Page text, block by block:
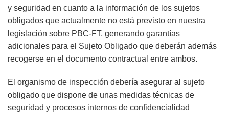
y seguridad en cuanto a la información de los sujetos
obligados que actualmente no está previsto en nuestra
legislación sobre PBC-FT, generando garantías
adicionales para el Sujeto Obligado que deberán además
recogerse en el documento contractual entre ambos.
El organismo de inspección debería asegurar al sujeto
obligado que dispone de unas medidas técnicas de
seguridad y procesos internos de confidencialidad